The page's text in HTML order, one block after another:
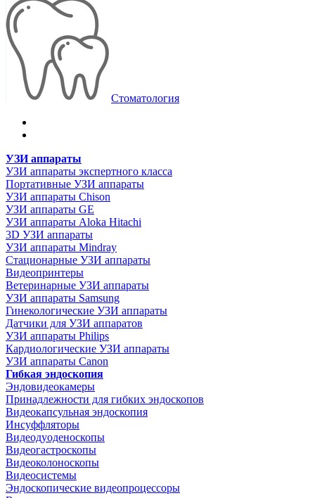
Стоматология
УЗИ аппараты
УЗИ аппараты экспертного класса
Портативные УЗИ аппараты
УЗИ аппараты Chison
УЗИ аппараты GE
УЗИ аппараты Aloka Hitachi
3D УЗИ аппараты
УЗИ аппараты Mindray
Стационарные УЗИ аппараты
Видеопринтеры
Ветеринарные УЗИ аппараты
УЗИ аппараты Samsung
Гинекологические УЗИ аппараты
Датчики для УЗИ аппаратов
УЗИ аппараты Philips
Кардиологические УЗИ аппараты
УЗИ аппараты Canon
Гибкая эндоскопия
Эндовидеокамеры
Принадлежности для гибких эндоскопов
Видеокапсульная эндоскопия
Инсуффляторы
Видеодуоденоскопы
Видеогастроскопы
Видеоколоноскопы
Видеосистемы
Эндоскопические видеопроцессоры